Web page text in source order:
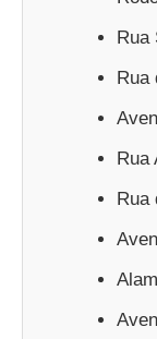
Rua
Rua
Rua
Rua